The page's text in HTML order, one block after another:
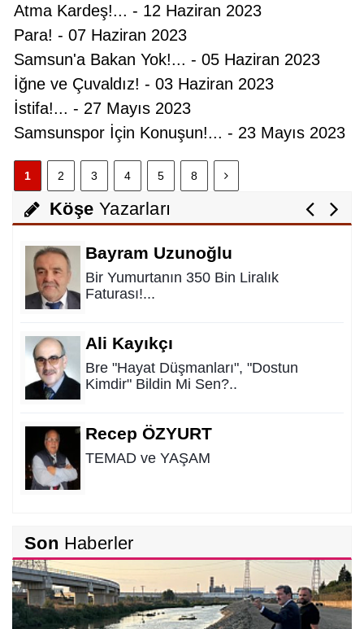
Atma Kardeş!... - 12 Haziran 2023
Para! - 07 Haziran 2023
Samsun'a Bakan Yok!... - 05 Haziran 2023
İğne ve Çuvaldız! - 03 Haziran 2023
İstifa!... - 27 Mayıs 2023
Samsunspor İçin Konuşun!... - 23 Mayıs 2023
1 2 3 4 5 8
Köşe Yazarları
Temelleriyle Oynanamaz
Feyzullah Akçay ANIL
Yolun Raconu!...
Bayram Uzunoğlu
Bir Yumurtanın 350 Bin Liralık
Faturası!...
Ali Kayıkçı
Bre "Hayat Düşmanları", "Dostun
Kimdir" Bildin Mi Sen?..
Recep ÖZYURT
TEMAD ve YAŞAM
Alt Yapıda Ahbap Çavuş İlişkisi…
Nedim Saral
Son Haberler